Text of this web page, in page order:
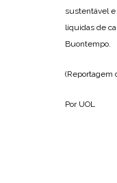
sustentável e
líquidas de
Buontempo.
(Reportagem
Por UOL